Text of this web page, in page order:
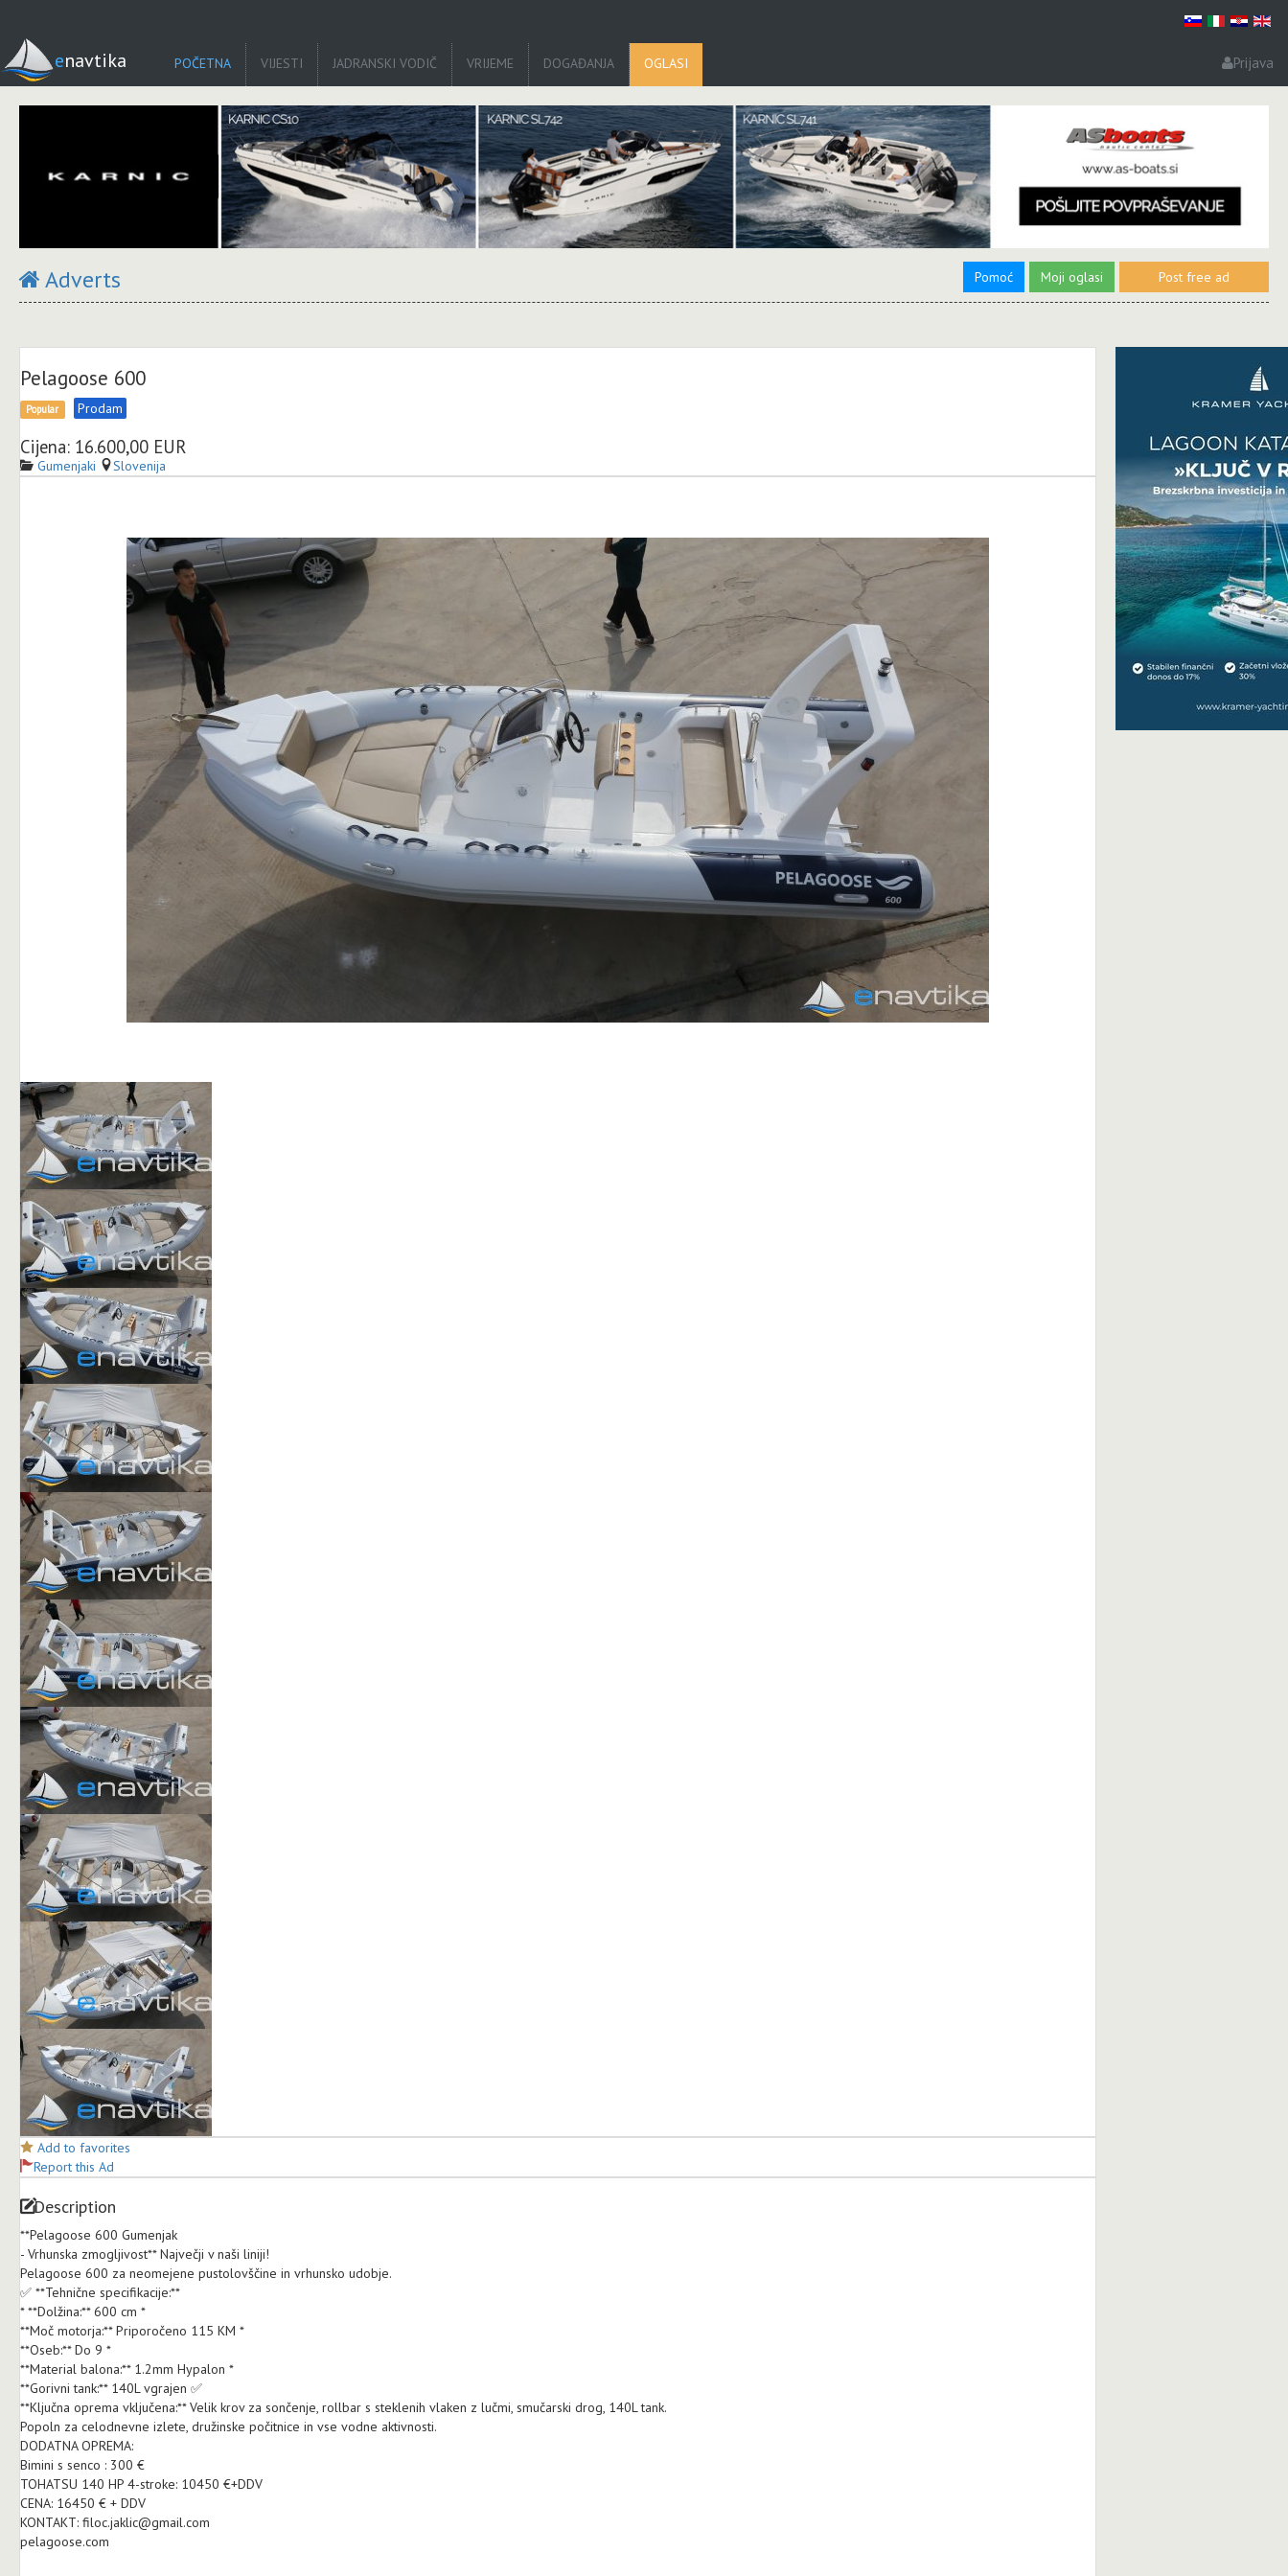
enavtika POČETNA VIJESTI JADRANSKI VODIČ VRIJEME DOGAĐANJA OGLASI Prijava
Adverts Post free ad
Pomoć Moji oglasi
Pelagoose 600
Popular Prodam
Cijena: 16.600,00 EUR
Gumenjaki Slovenija
Add to favorites
Report this Ad
Description
**Pelagoose 600 Gumenjak
- Vrhunska zmogljivost** Največji v naši liniji!
Pelagoose 600 za neomejene pustolovščine in vrhunsko udobje.
✅ **Tehnične specifikacije:**
* **Dolžina:** 600 cm *
**Moč motorja:** Priporočeno 115 KM *
**Oseb:** Do 9 *
**Material balona:** 1.2mm Hypalon *
**Gorivni tank:** 140L vgrajen ✅
**Ključna oprema vključena:** Velik krov za sončenje, rollbar s steklenih vlaken z lučmi, smučarski drog, 140L tank.
Popoln za celodnevne izlete, družinske počitnice in vse vodne aktivnosti.
DODATNA OPREMA:
Bimini s senco : 300 €
TOHATSU 140 HP 4-stroke: 10450 €+DDV
CENA: 16450 € + DDV
KONTAKT: filoc.jaklic@gmail.com
pelagoose.com